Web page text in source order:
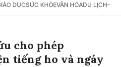
DỤCSỨC KHỎEVĂN HÓADU LỊCH-
cho phép
tiếng ho và ngáy